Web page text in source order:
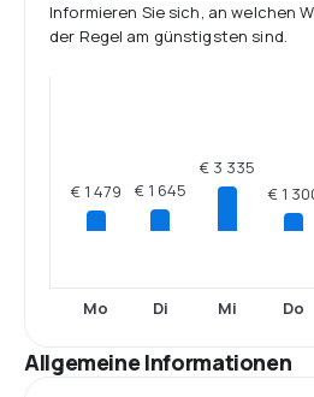
Informieren Sie sich, an welchen
der Regel am günstigsten sind.
€ 1 479
Mo
€ 1 645
Di
€ 3 335
Mi
€ 1
Do
Allgemeine Informationen